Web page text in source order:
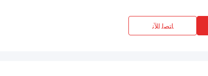
ﺎﺘﺼﻟ ﺍﻶﻧ